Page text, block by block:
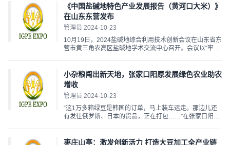
《中国盐碱地特色产业发展报告（黄河口大米）》
在山东东营发布
管理员 2024-10-23
10月19日，2024盐碱地综合利用技术创新会议在山东省东
营市黄三角农高区盐碱地学术交流中心召开。会议以“牢记
盐碱地农业科技创新联盟共同举办。来自全国各地的200
余...
小杂粮闯出新天地，张家口阳原发展绿色农业助农
增收
管理员 2024-10-23
“这1万多箱绿豆是韩国的订单，马上装车运走。那边儿还
有发往俄罗斯、日本的货品，正在打包……”在张家口阳原
原生态产区阳原，感谢大家的支持……”在杭州，泥河湾集
枣庄山亭：激发创新活力 打造大豆加工全产业链